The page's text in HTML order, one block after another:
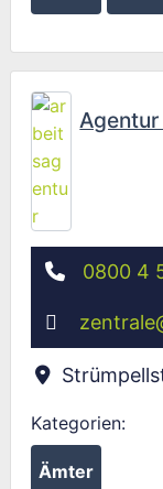
0800 4
zentrale
Kategorien:
Ämter